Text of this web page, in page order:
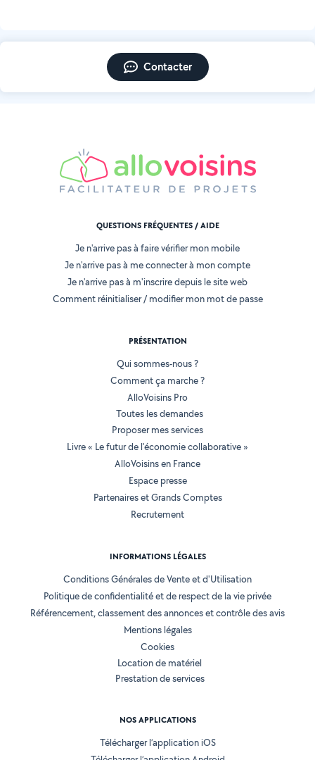
Contacter
QUESTIONS FRÉQUENTES / AIDE
Je n'arrive pas à faire vérifier mon mobile
Je n'arrive pas à me connecter à mon compte
Je n'arrive pas à m'inscrire depuis le site web
Comment réinitialiser / modifier mon mot de passe
PRÉSENTATION
Qui sommes-nous ?
Comment ça marche ?
AlloVoisins Pro
Toutes les demandes
Proposer mes services
Livre « Le futur de l'économie collaborative »
AlloVoisins en France
Espace presse
Partenaires et Grands Comptes
Recrutement
INFORMATIONS LÉGALES
Conditions Générales de Vente et d'Utilisation
Politique de confidentialité et de respect de la vie privée
Référencement, classement des annonces et contrôle des avis
Mentions légales
Cookies
Location de matériel
Prestation de services
NOS APPLICATIONS
Télécharger l’application iOS